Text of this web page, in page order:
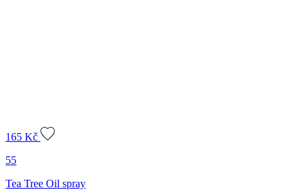
165 Kč
55
Tea Tree Oil spray